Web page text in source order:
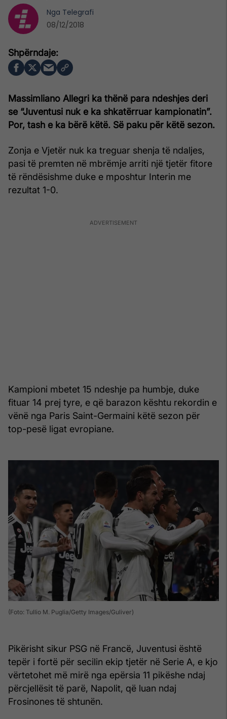
Massimliano Allegri ka thënë para ndeshjes deri
se “Juventusi nuk e ka shkatërruar kampionatin”.
Por, tash e ka bërë këtë. Së paku për këtë sezon.
Zonja e Vjetër nuk ka treguar shenja të ndaljes,
pasi të premten në mbrëmje arriti një tjetër fitore
të rëndësishme duke e mposhtur Interin me
rezultat 1-0.
Kampioni mbetet 15 ndeshje pa humbje, duke
fituar 14 prej tyre, e që barazon kështu rekordin e
vënë nga Paris Saint-Germaini këtë sezon për
top-pesë ligat evropiane.
(Foto: Tullio M. Puglia/Getty Images/Guliver)
Pikërisht sikur PSG në Francë, Juventusi është
tepër i fortë për secilin ekip tjetër në Serie A, e kjo
vërtetohet më mirë nga epërsia 11 pikëshe ndaj
përcjellësit të parë, Napolit, që luan ndaj
Frosinones të shtunën.
Nga Telegrafi
08/12/2018